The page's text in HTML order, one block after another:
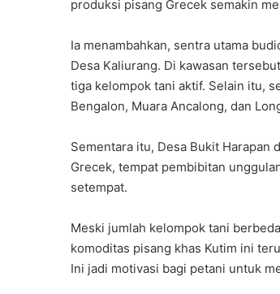
produksi pisang Grecek semakin
Ia menambahkan, sentra utama
Desa Kaliurang. Di kawasan
tiga kelompok tani aktif. Selain itu,
Bengalon, Muara Ancalong, dan
Sementara itu, Desa Bukit Harapan
Grecek, tempat pembibitan
setempat.
Meski jumlah kelompok tani
komoditas pisang khas Kutim ini
Ini jadi motivasi bagi petani untuk